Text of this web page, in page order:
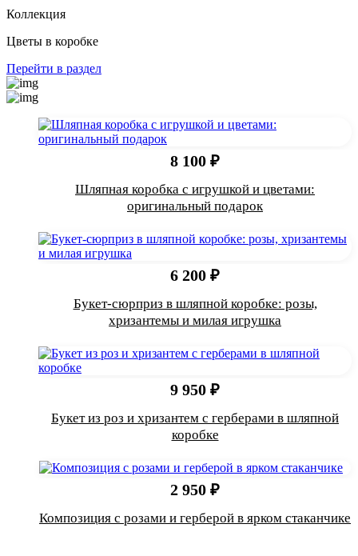
Коллекция
Цветы в коробке
Перейти в раздел
8 100 ₽
Шляпная коробка с игрушкой и цветами:
оригинальный подарок
6 200 ₽
Букет-сюрприз в шляпной коробке: розы,
хризантемы и милая игрушка
9 950 ₽
Букет из роз и хризантем с герберами в шляпной
коробке
2 950 ₽
Композиция с розами и герберой в ярком стаканчике